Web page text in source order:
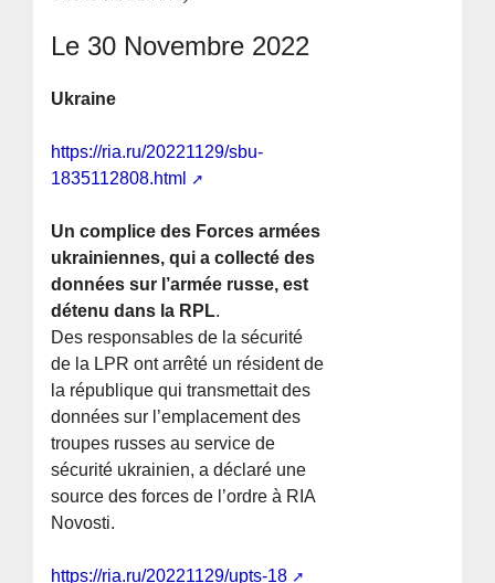
Le 30 Novembre 2022
Ukraine
https://ria.ru/20221129/sbu-
1835112808.html
Un complice des Forces armées
ukrainiennes, qui a collecté des
données sur l’armée russe, est
détenu dans la RPL.
Des responsables de la sécurité
de la LPR ont arrêté un résident de
la république qui transmettait des
données sur l’emplacement des
troupes russes au service de
sécurité ukrainien, a déclaré une
source des forces de l’ordre à RIA
Novosti.
https://ria.ru/20221129/upts-18